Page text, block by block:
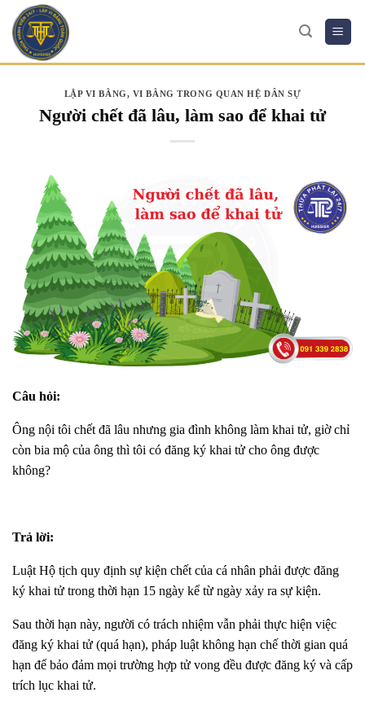
Skip
content
LẬP VI BẰNG, VI BẰNG TRONG QUAN HỆ DÂN SỰ
Người chết đã lâu, làm sao để khai tử
Câu hỏi:
Ông nội tôi chết đã lâu nhưng gia đình không làm khai tử, giờ chỉ
còn bia mộ của ông thì tôi có đăng ký khai tử cho ông được
không?
Trả lời:
Luật Hộ tịch quy định sự kiện chết của cá nhân phải được đăng
ký khai tử trong thời hạn 15 ngày kể từ ngày xảy ra sự kiện.
Sau thời hạn này, người có trách nhiệm vẫn phải thực hiện việc
đăng ký khai tử (quá hạn), pháp luật không hạn chế thời gian quá
hạn để bảo đảm mọi trường hợp tử vong đều được đăng ký và cấp
trích lục khai tử.